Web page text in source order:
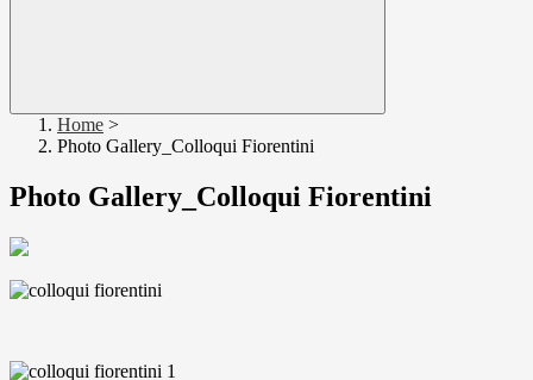
Home >
Photo Gallery_Colloqui Fiorentini
Photo Gallery_Colloqui Fiorentini